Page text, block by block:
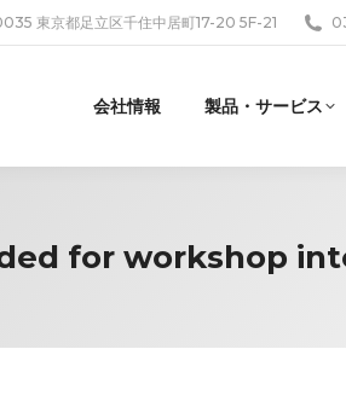
東京都足立区千住中居町17-20 5F-21
会社情報 製品・サービス
for workshop